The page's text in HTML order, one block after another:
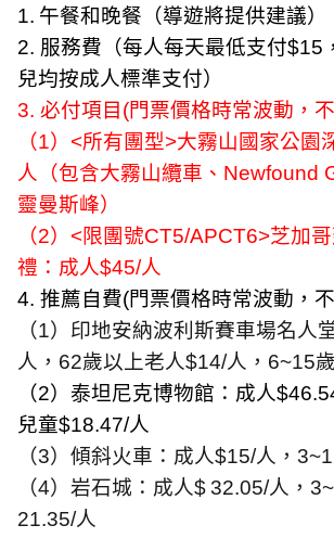
1. 午餐和晚餐（導遊將提供建議）
2. 服務費（每人每天最低支付$15
兒均按成人標準支付）
3. 必付項目 (門票價格時常波動，
（1） <所有團型>大霧山國家公園
人（包含大霧山纜車、 Newfound
靈曼斯峰）
（2） <限團號CT5/APCT6>芝加
禮：成人$45/人
4. 推薦自費(門票價格時常波動，
（1）印地安納波利斯賽車場名人
人， 62歲以上老人$14/人， 6~15
（2）泰坦尼克博物館：成人
兒童$18.47/人
（3）傾斜火車：成人$15/人，
（4）岩石城：成人$32.05/人，
21.35/人